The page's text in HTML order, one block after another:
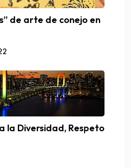
de arte de conejo en
la Diversidad, Respeto